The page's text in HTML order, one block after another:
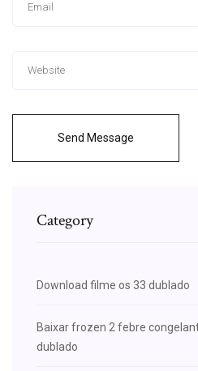
Send Message
Category
Download filme os 33 dublado
Baixar frozen 2 febre
dublado